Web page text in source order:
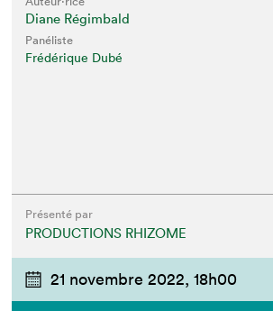
Diane Régimbald
Panéliste
Frédérique Dubé
Présenté par
PRODUCTIONS RHIZOME
21 novembre 2022, 18h00